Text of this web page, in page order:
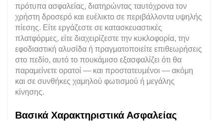
πρότυπα ασφαλείας, διατηρώντας ταυτόχρονα τον
χρήστη δροσερό και ευέλικτο σε περιβάλλοντα υψηλής
πίεσης. Είτε εργάζεστε σε κατασκευαστικές
πλατφόρμες, είτε διαχειρίζεστε την κυκλοφορία, την
εφοδιαστική αλυσίδα ή πραγματοποιείτε επιθεωρήσεις
στο πεδίο, αυτό το πουκάμισο εξασφαλίζει ότι θα
παραμείνετε ορατοί — και προστατευμένοι — ακόμη
και σε συνθήκες χαμηλού φωτισμού ή μεγάλης
κίνησης.
Βασικά Χαρακτηριστικά Ασφαλείας